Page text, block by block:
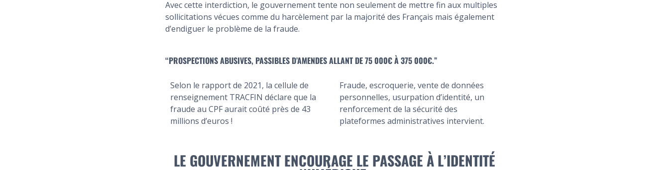
Avec cette interdiction, le gouvernement tente non seulement de mettre fin aux multiples
sollicitations vécues comme du harcèlement par la majorité des Français mais également
d’endiguer le problème de la fraude.
“PROSPECTIONS ABUSIVES, PASSIBLES D’AMENDES ALLANT DE 75 000€ À 375 000€.”
Selon le rapport de 2021, la cellule de
renseignement TRACFIN déclare que la
fraude au CPF aurait coûté près de 43
millions d’euros !
Fraude, escroquerie, vente de données
personnelles, usurpation d’identité, un
renforcement de la sécurité des
plateformes administratives intervient.
LE GOUVERNEMENT ENCOURAGE LE PASSAGE À L’IDENTITÉ